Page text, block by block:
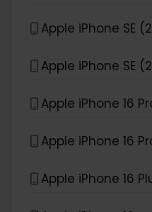
Apple iPhone SE
Apple iPhone SE
Apple iPhone 16
Apple iPhone 16
Apple iPhone 16